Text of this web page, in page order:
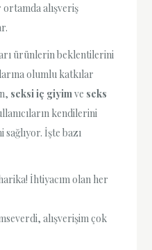
alışveriş
ürünlerin beklentilerini
olumlu katkılar
seksi iç giyimve seks
kendilerini
İşte bazı
İhtiyacım olan her
alışverişim çok